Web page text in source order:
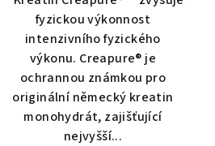
fyzickou výkonnost
intenzivního fyzického
výkonu. Creapure® je
ochrannou známkou pro
originální německý kreatin
monohydrát, zajišťující
nejvyšší...